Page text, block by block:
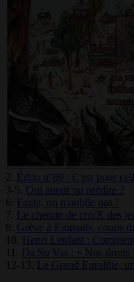
Édito n°69 : C'est pour
3-5. Qui aurait pu prédire ?
6.
Fanta, on n'oublie pas !
7.
Le chemin de croiX des
8. Grève à Emmaüs, coups
10.
Henri Lenfant :
Da So Vas : « Nos
12-13.
Le Grand Euralille,